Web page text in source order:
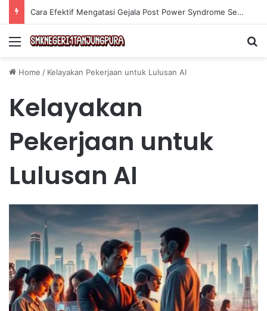
Cara Efektif Mengatasi Gejala Post Power Syndrome Setelah Pensiun Kerja
Menu
Home / Kelayakan Pekerjaan untuk Lulusan AI
Kelayakan
Pekerjaan untuk
Lulusan AI